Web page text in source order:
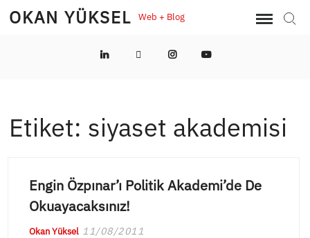
SkipOKAN YÜKSEL Web + Blog
LinkedInTwitterInstagramYouTube
Etiket: siyaset akademisi
Engin Özpınar’ı Politik Akademi’de De
Okuayacaksınız!
Okan Yüksel 11/08/2011